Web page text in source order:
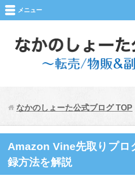
メニュー
なかのしょーた公式ブログTOP
Amazon Vine先取りプロ
録方法を解説